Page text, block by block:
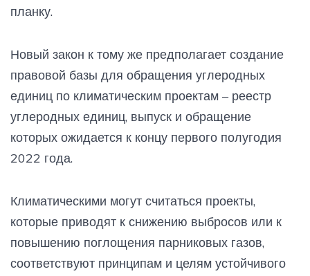
планку.
Новый закон к тому же предполагает создание
правовой базы для обращения углеродных
единиц по климатическим проектам – реестр
углеродных единиц, выпуск и обращение
которых ожидается к концу первого полугодия
2022 года.
Климатическими могут считаться проекты,
которые приводят к снижению выбросов или к
повышению поглощения парниковых газов,
соответствуют принципам и целям устойчивого